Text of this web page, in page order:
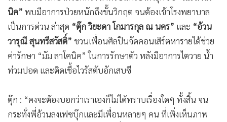
นิค” พบมีอาการป่วยหนักถึงขั้นวิกฤต จนต้องเข้าโรงพยาบาล
เป็นการด่วน ล่าสุด “ตุ๊ก วิยะดา โกมารกุล ณ นคร” และ “อ้วน
วารุณี สุนทรีสวัสดิ์” ชวนเพื่อนศิลปินจัดคอนเสิร์ตหารายได้ช่วย
ค่ารักษา “มัม ลาโคนิค” ในการรักษาตัว หลังมีอาการไตวาย น้ำ
ท่วมปอด และติดเชื้อไวรัสตับอักเสบซี
ตุ๊ก : “คงจะต้องบอกว่าเราเองก็ไม่ได้ทราบเรื่องใดๆ ทั้งสิ้น จน
กระทั่งพี่อ้วนลงเฟซบุ๊กและมีเพื่อนหลายๆ คน ที่เพิ่งเห็นภาพ